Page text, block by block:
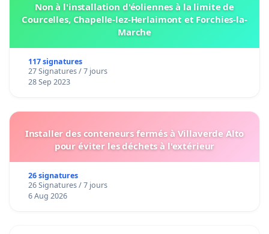
Non à l'installation d'éoliennes à la limite de
Courcelles, Chapelle-lez-Herlaimont et Forchies-la-
Marche
117 signatures
27 Signatures / 7 jours
28 Sep 2023
Installer des conteneurs fermés à Villaverde Alto
pour éviter les déchets à l'extérieur
26 signatures
26 Signatures / 7 jours
6 Aug 2026